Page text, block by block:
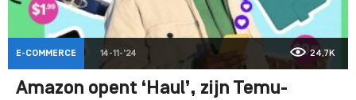
E-COMMERCE 14-11-'24 24,7K
Amazon opent ‘Haul’, zijn Temu-